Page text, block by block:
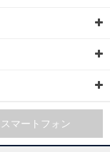
スマートフォン